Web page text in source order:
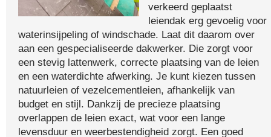
verkeerd geplaatst
leiendak erg gevoelig voor
waterinsijpeling of windschade. Laat dit daarom over
aan een gespecialiseerde dakwerker. Die zorgt voor
een stevig lattenwerk, correcte plaatsing van de leien
en een waterdichte afwerking. Je kunt kiezen tussen
natuurleien of vezelcementleien, afhankelijk van
budget en stijl. Dankzij de precieze plaatsing
overlappen de leien exact, wat voor een lange
levensduur en weerbestendigheid zorgt. Een goed